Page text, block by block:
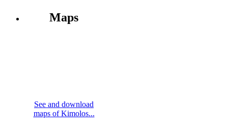
Maps
See and download
maps of Kimolos...